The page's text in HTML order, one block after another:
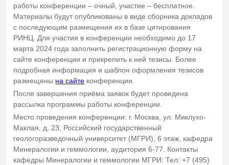
работы конференции – очный, участие – бесплатное.
Материалы будут опубликованы в виде сборника докладов
с последующим размещения их в базе цитирования
РИНЦ. Для участия в конференции необходимо до 17
марта 2024 года заполнить регистрационную форму на
сайте конференции и прикрепить к ней тезисы. Более
подробная информация и шаблон оформления тезисов
размещены на сайте конференции.
После завершения приёма заявок будет проведена
рассылка программы работы конференции.
Место проведения конференции: г. Москва, ул. Миклухо-
Маклая, д. 23, Российский государственный
геологоразведочный университет (МГРИ), 6 этаж, кафедра
Минералогии и геммологии, аудитория 6-77. Контакты
кафедры Минералогии и геммологии МГРИ: Тел: +7 (495)